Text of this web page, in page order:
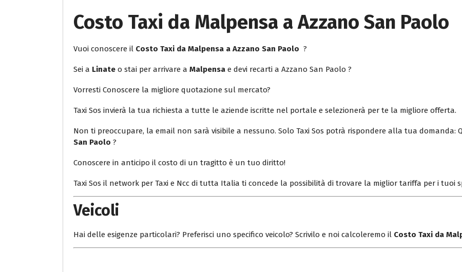
Costo Taxi da Malpensa a Azzano San Paolo
Vuoi conoscere il Costo Taxi da Malpensa a Azzano San Paolo ?
Sei a Linate o stai per arrivare a Malpensa e devi recarti a Azzano San Paolo ?
Vorresti Conoscere la migliore quotazione sul mercato?
Taxi Sos invierà la tua richiesta a tutte le aziende iscritte nel portale e selezionerà per te la migliore offerta.
Non ti preoccupare, la email non sarà visibile a nessuno. Solo Taxi Sos potrà rispondere alla tua domanda:
San Paolo ?
Conoscere in anticipo il costo di un tragitto è un tuo diritto!
Taxi Sos il network per Taxi e Ncc di tutta Italia ti concede la possibilità di trovare la miglior tariffa per i tuoi
Veicoli
Hai delle esigenze particolari? Preferisci uno specifico veicolo? Scrivilo e noi calcoleremo il Costo Taxi da